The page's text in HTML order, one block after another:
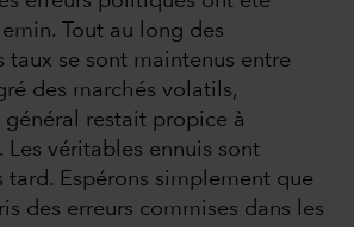
Tout au long des
taux se sont maintenus entre
des marchés volatils,
général restait propice à
Les véritables ennuis sont
tard. Espérons simplement que
des erreurs commises dans les